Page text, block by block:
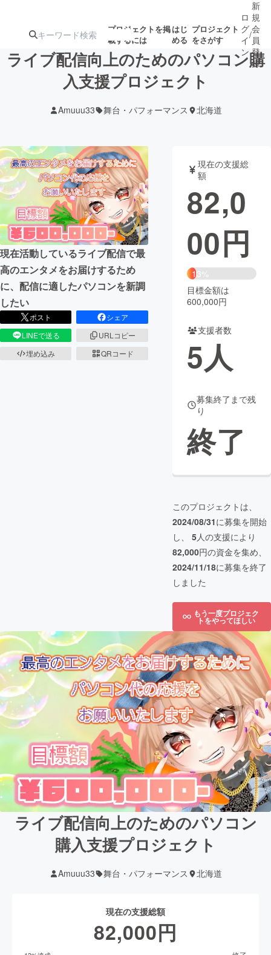
プロジェクトを掲
載するには
はじ
める
プロジェクト
をさがす
ターン
注目の新着プロ
ジェクト
募集終了が近いプ
ロジェクト
されます
アート・写真 音楽
テクノロジー・ガジェット ゲーム・
映像・映画 書籍・雑誌
ビジネス・起業 チャレンジ
まちづくり・地域活性化
CAMPFIRE for Social Good
CAMPFIRE Creation
CAMPFIREふるさと納税
コミュニティ
ロ
グ
イ
ン
/
新
規
会
員
登
録
ライブ配信向上のためのパソコン購
入支援プロジェクト
Amuuu33 舞台・パフォーマンス 北海道
現在活動しているライブ配信で最
高のエンタメをお届けするため
に、配信に適したパソコンを新調
したい
ポスト
シェア
LINEで送る
URLコピー
埋め込み
QRコード
現在の支援総
額
82,0
00円
13%
目標金額は
600,000円
支援者数
5人
募集終了まで残
り
終了
このプロジェクトは、
2024/08/31に募集を開始
し、 5人の支援により
82,000円の資金を集め、
2024/11/18に募集を終了
しました
もう一度プロジェク
トをやってほしい
ライブ配信向上のためのパソコン
購入支援プロジェクト
Amuuu33 舞台・パフォーマンス 北海道
現在の支援総額
82,000円